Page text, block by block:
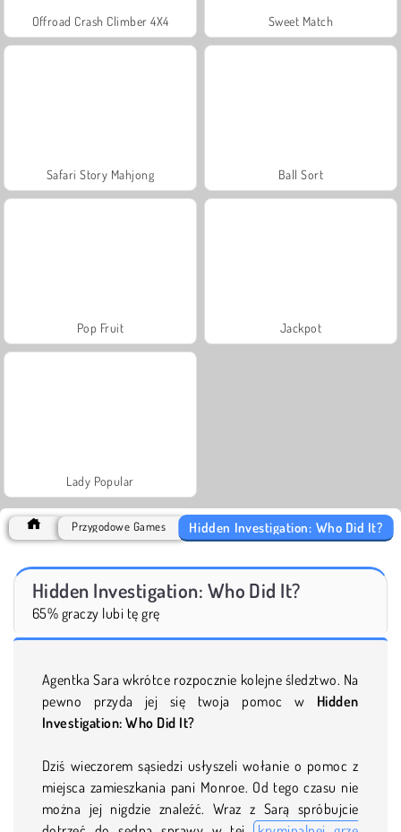
Offroad Crash Climber 4X4 Sweet Match
Safari Story Mahjong Ball Sort
Pop Fruit Jackpot
Lady Popular
Przygodowe Games Hidden Investigation: Who Did It?
Hidden Investigation: Who Did It?
65% graczy lubi tę grę
Agentka Sara wkrótce rozpocznie kolejne śledztwo. Na
pewno przyda jej się twoja pomoc w Hidden
Investigation: Who Did It?
Dziś wieczorem sąsiedzi usłyszeli wołanie o pomoc z
miejsca zamieszkania pani Monroe. Od tego czasu nie
można jej nigdzie znaleźć. Wraz z Sarą spróbujcie